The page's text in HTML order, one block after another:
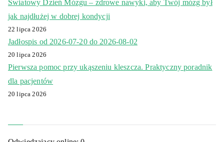
Światowy Dzień Mózgu – zdrowe nawyki, aby Twój mózg był
jak najdłużej w dobrej kondycji
22 lipca 2026
Jadłospis od 2026-07-20 do 2026-08-02
20 lipca 2026
Pierwsza pomoc przy ukąszeniu kleszcza. Praktyczny poradnik
dla pacjentów
20 lipca 2026